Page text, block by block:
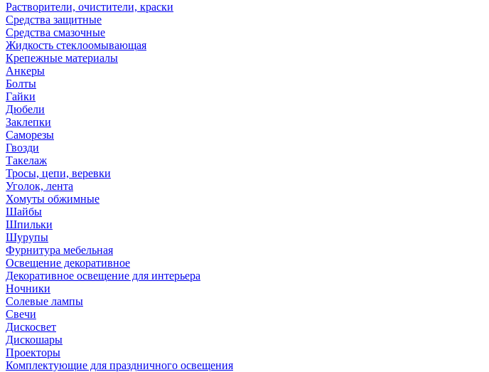
Растворители, очистители, краски
Средства защитные
Средства смазочные
Жидкость стеклоомывающая
Крепежные материалы
Анкеры
Болты
Гайки
Дюбели
Заклепки
Саморезы
Гвозди
Такелаж
Тросы, цепи, веревки
Уголок, лента
Хомуты обжимные
Шайбы
Шпильки
Шурупы
Фурнитура мебельная
Освещение декоративное
Декоративное освещение для интерьера
Ночники
Солевые лампы
Свечи
Дискосвет
Дискошары
Проекторы
Комплектующие для праздничного освещения